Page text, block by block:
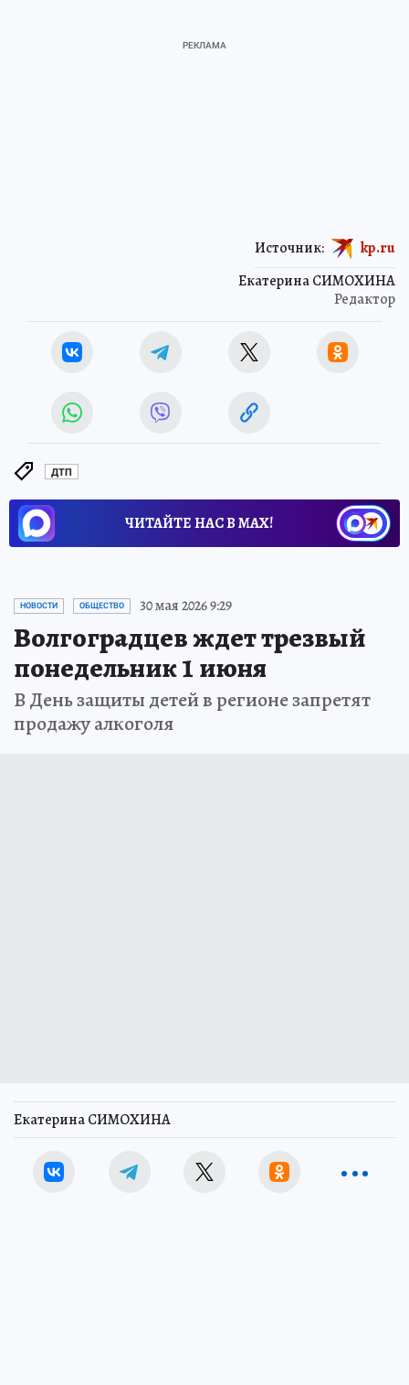
Екатерина СИМОХИНА
Редактор
Источник: kp.ru
ДТП
ЧИТАЙТЕ НАС В МАХ!
НОВОСТИ ОБЩЕСТВО 30 мая 2026 9:29
Волгоградцев ждет трезвый
понедельник 1 июня
В День защиты детей в регионе запретят
продажу алкоголя
Екатерина СИМОХИНА